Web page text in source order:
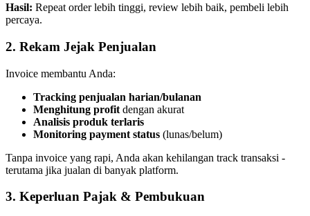
Hasil: Repeat order lebih tinggi, review lebih baik, pembeli lebih
percaya.
2. Rekam Jejak Penjualan
Invoice membantu Anda:
Tracking penjualan harian/bulanan
Menghitung profit dengan akurat
Analisis produk terlaris
Monitoring payment status (lunas/belum)
Tanpa invoice yang rapi, Anda akan kehilangan track transaksi -
terutama jika jualan di banyak platform.
3. Keperluan Pajak & Pembukuan